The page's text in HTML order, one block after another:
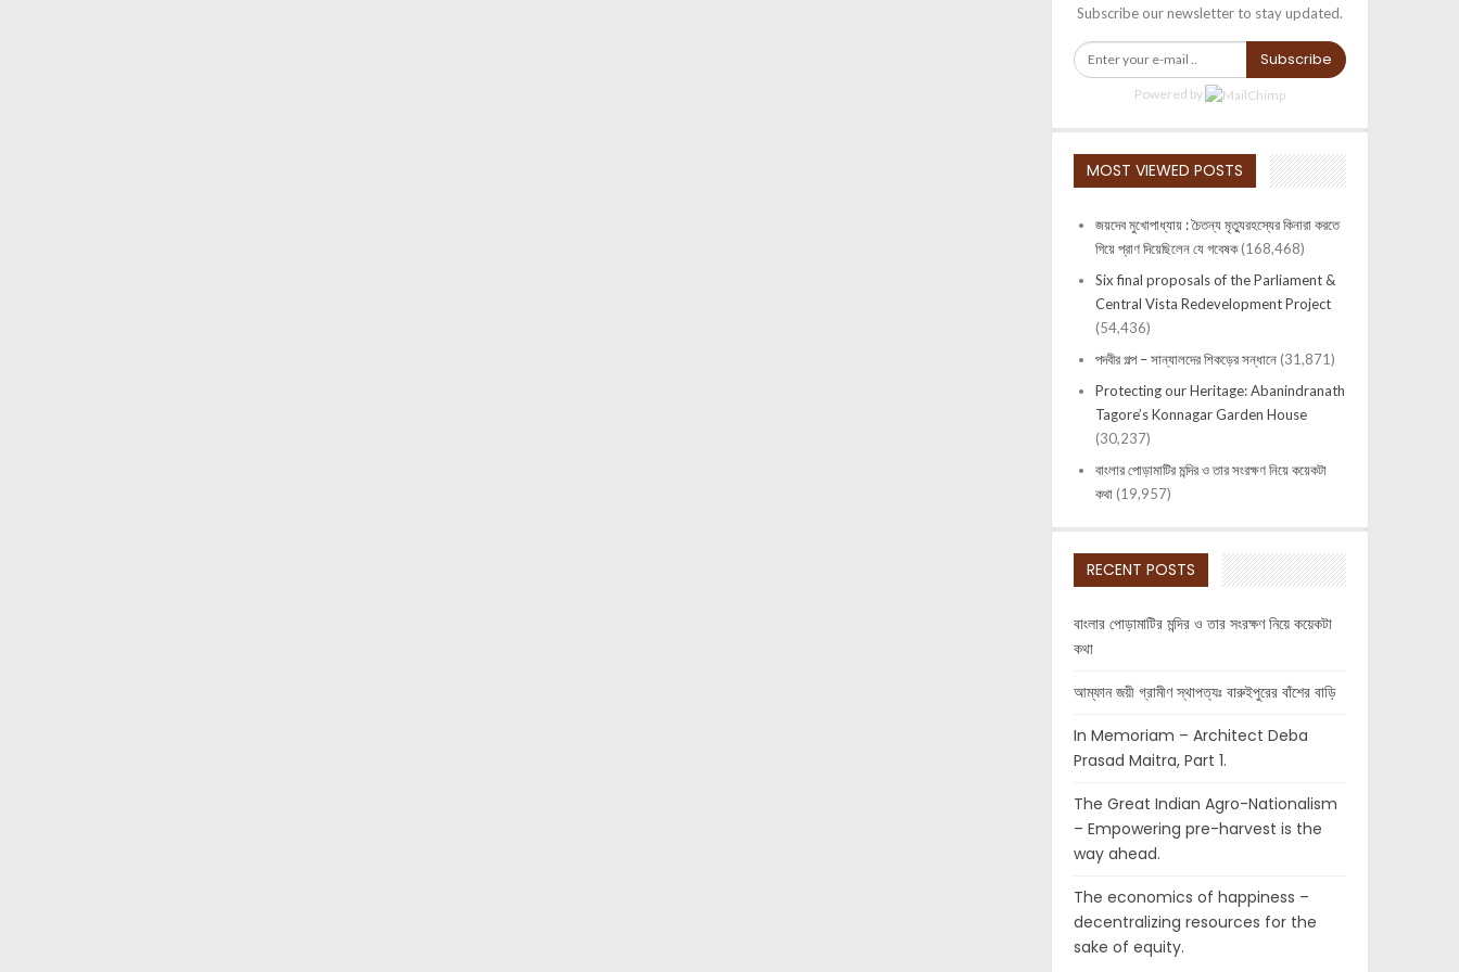
Subscribe our newsletter to stay updated.
Subscribe
Powered by
MOST VIEWED POSTS
জয়দেব মুখোপাধ্যায় : চৈতন্য মৃত্যুরহস্যের কিনারা করতে
গিয়ে প্রাণ দিয়েছিলেন যে গবেষক (168,468)
Six final proposals of the Parliament &
Central Vista Redevelopment Project
(54,436)
পদবীর গল্প – সান্যালদের শিকড়ের সন্ধানে (31,871)
Protecting our Heritage: Abanindranath
Tagore’s Konnagar Garden House
(30,237)
বাংলার পোড়ামাটির মন্দির ও তার সংরক্ষণ নিয়ে কয়েকটা
কথা (19,957)
RECENT POSTS
বাংলার পোড়ামাটির মন্দির ও তার সংরক্ষণ নিয়ে কয়েকটা
কথা
আম্ফান জয়ী গ্রামীণ স্থাপত্যঃ বারুইপুরের বাঁশের বাড়ি
In Memoriam – Architect Deba
Prasad Maitra, Part 1.
The Great Indian Agro-Nationalism
– Empowering pre-harvest is the
way ahead.
The economics of happiness –
decentralizing resources for the
sake of equity.